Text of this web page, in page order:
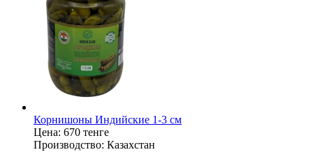
Корнишоны Индийские 1-3 см
Цена: 670 тенге
Производство: Казахстан